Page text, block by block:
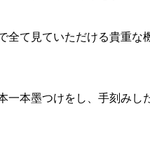
て見ていただける貴重な
一本墨つけをし、手刻み